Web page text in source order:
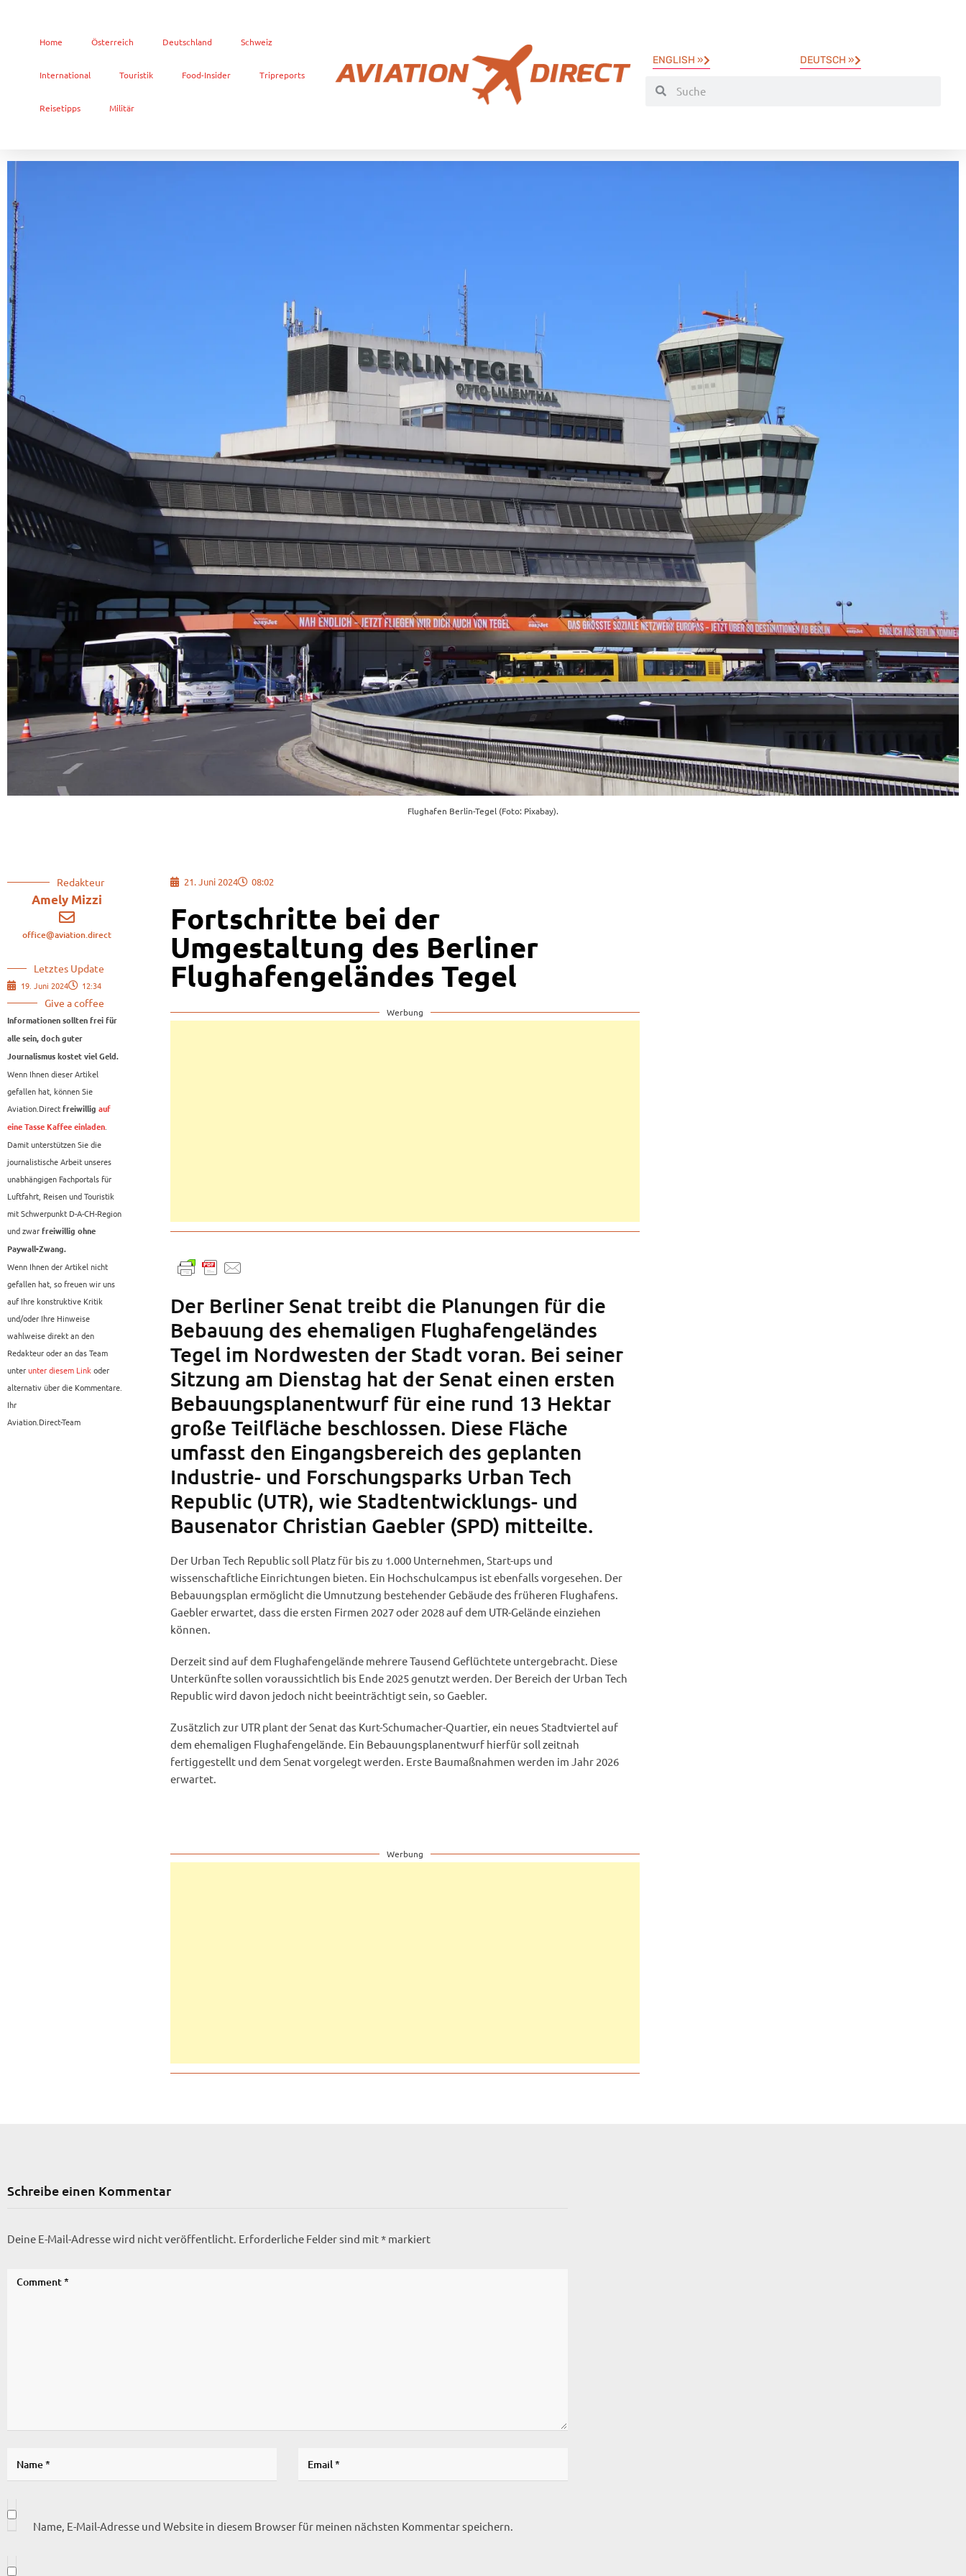
Home Österreich Deutschland Schweiz
International Touristik Food-Insider Tripreports
Reisetipps Militär
ENGLISH » DEUTSCH »
Flughafen Berlin-Tegel (Foto: Pixabay).
Redakteur
Amely Mizzi
office@aviation.direct
Letztes Update
19. Juni 2024 12:34
Give a coffee
Informationen sollten frei für
alle sein, doch guter
Journalismus kostet viel Geld.
Wenn Ihnen dieser Artikel
gefallen hat, können Sie
Aviation.Direct freiwillig auf
eine Tasse Kaffee einladen
Damit unterstützen Sie die
journalistische Arbeit unseres
unabhängigen Fachportals für
Luftfahrt, Reisen und Touristik
mit Schwerpunkt D-A-CH-Region
und zwar freiwillig ohne
Paywall-Zwang.
Wenn Ihnen der Artikel nicht
gefallen hat, so freuen wir uns
auf Ihre konstruktive Kritik
und/oder Ihre Hinweise
wahlweise direkt an den
Redakteur oder an das Team
unterunter diesem Link oder
alternativ über die Kommentare.
Ihr
Aviation.Direct-Team
21. Juni 2024 08:02
Fortschritte bei der
Umgestaltung des Berliner
Flughafengeländes Tegel
Werbung
Der Berliner Senat treibt die Planungen für die
Bebauung des ehemaligen Flughafengeländes
Tegel im Nordwesten der Stadt voran. Bei seiner
Sitzung am Dienstag hat der Senat einen ersten
Bebauungsplanentwurf für eine rund 13 Hektar
große Teilfläche beschlossen. Diese Fläche
umfasst den Eingangsbereich des geplanten
Industrie- und Forschungsparks Urban Tech
Republic (UTR), wie Stadtentwicklungs- und
Bausenator Christian Gaebler (SPD) mitteilte.
Der Urban Tech Republic soll Platz für bis zu 1.000 Unternehmen, Start-ups und
wissenschaftliche Einrichtungen bieten. Ein Hochschulcampus ist ebenfalls vorgesehen. Der
Bebauungsplan ermöglicht die Umnutzung bestehender Gebäude des früheren Flughafens.
Gaebler erwartet, dass die ersten Firmen 2027 oder 2028 auf dem UTR-Gelände einziehen
können.
Derzeit sind auf dem Flughafengelände mehrere Tausend Geflüchtete untergebracht. Diese
Unterkünfte sollen voraussichtlich bis Ende 2025 genutzt werden. Der Bereich der Urban Tech
Republic wird davon jedoch nicht beeinträchtigt sein, so Gaebler.
Zusätzlich zur UTR plant der Senat das Kurt-Schumacher-Quartier, ein neues Stadtviertel auf
dem ehemaligen Flughafengelände. Ein Bebauungsplanentwurf hierfür soll zeitnah
fertiggestellt und dem Senat vorgelegt werden. Erste Baumaßnahmen werden im Jahr 2026
erwartet.
Werbung
Schreibe einen Kommentar
Deine E-Mail-Adresse wird nicht veröffentlicht. Erforderliche Felder sind mit* markiert
Name, E-Mail-Adresse und Website in diesem Browser für meinen nächsten Kommentar speichern.